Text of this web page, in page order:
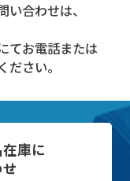
合わせは、
てお電話または
さい。
庫に